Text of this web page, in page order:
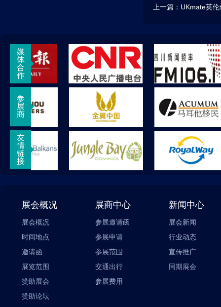
上一篇： UKmate英
媒
体
合
作
参
展
商
友
情
链
接
展会概况
展会概况
时间地点
邀请函
展览范围
赞助展会
赞助论坛
展商中心
参展邀请函
参展申请
参展范围
交通出行
参展费用
新闻中心
展会新闻
行业动态
宣传推广
同期展会